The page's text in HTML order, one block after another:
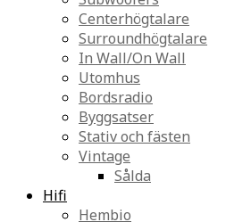
Centerhögtalare
Surroundhögtalare
In Wall/On Wall
Utomhus
Bordsradio
Byggsatser
Stativ och fästen
Vintage
Sålda
Hifi
Hembio